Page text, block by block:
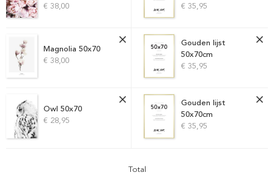
€ 38,00
€ 35,95
Magnolia 50x70
€ 38,00
Gouden lijst
50x70cm
€ 35,95
Gouden lijst
50x70cm
€ 35,95
Owl 50x70
€ 28,95
Total